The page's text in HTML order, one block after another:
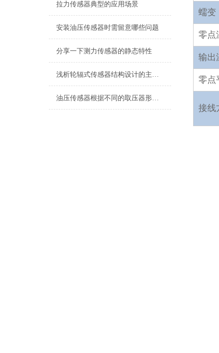
拉力传感器典型的应用场景
安装油压传感器时需留意哪些问题
分享一下测力传感器的静态特性
浅析轮辐式传感器结构设计的主要原则
油压传感器根据不同的取压器形式，可以分成三种
蠕变
零点
输出
零点
接线